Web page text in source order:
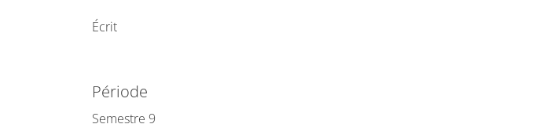
Écrit
Période
Semestre 9